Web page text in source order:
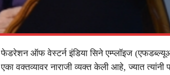
फेडरेशन ऑफ वेस्टर्न इंडिया सिने एम्प्लॉइज
एका वक्तव्यावर नाराजी व्यक्त केली आहे, ज्यात त्यांनी